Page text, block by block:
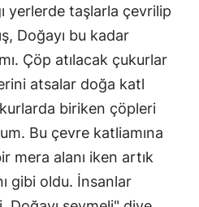
yerlerde taşlarla çevrilip
Doğayı bu kadar
Çöp atılacak çukurlar
atsalar doğa katl
biriken çöpleri
Bu çevre katliamına
mera alanı iken artık
gibi oldu. İnsanlar